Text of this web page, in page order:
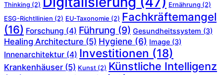
Thinking (2) Ernährung (2)
ESG-Richtllinien (2) EU-Taxonomie (2) Fachkräftemangel
(16) Forschung (4) Führung (9) Gesundheitssystem (3)
Healing Architecture (5) Hygiene (6) Image (3)
Innenarchitektur (4) Investitionen (18)
Krankenhäuser (5) Kunst (2) Künstliche Intelligenz